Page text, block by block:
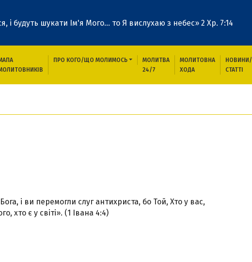
і будуть шукати Ім'я Мого... то Я вислухаю з небес» 2 Хр. 7:14
ПРО КОГО/ЩО МОЛИМОСЬ
МОЛИТВА
24/7
МОЛИТОВНА
ХОДА
НОВИНИ/
СТАТТІ
і ви перемогли слуг антихриста, бо Той, Хто у вас,
хто є у світі». (1 Івана 4:4)